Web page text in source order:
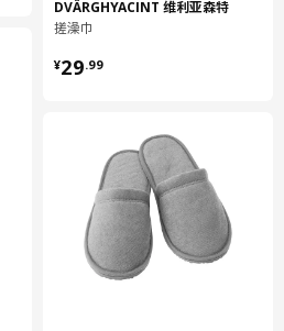
DVÄRGHYACINT 维利亚森特
搓澡巾
¥29.99
¥ 29.99